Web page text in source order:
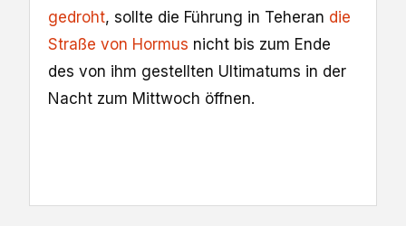
gedroht, sollte die Führung in Teheran die
Straße von Hormus nicht bis zum Ende
des von ihm gestellten Ultimatums in der
Nacht zum Mittwoch öffnen.